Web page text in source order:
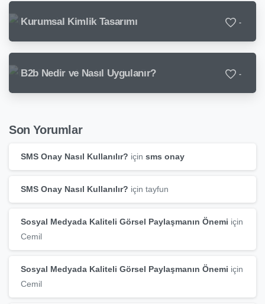
Kurumsal Kimlik Tasarımı -
B2b Nedir ve Nasıl Uygulanır? -
Son Yorumlar
SMS Onay Nasıl Kullanılır? için sms onay
SMS Onay Nasıl Kullanılır? için tayfun
Sosyal Medyada Kaliteli Görsel Paylaşmanın Önemi için
Cemil
Sosyal Medyada Kaliteli Görsel Paylaşmanın Önemi için
Cemil